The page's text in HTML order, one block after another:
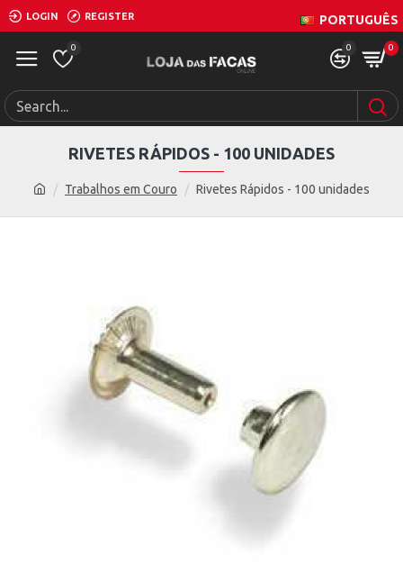
LOGIN REGISTER PORTUGUÊS
0 0 0
Trabalhos em Couro Rivetes Rápidos - 100 unidades
RIVETES RÁPIDOS - 100 UNIDADES